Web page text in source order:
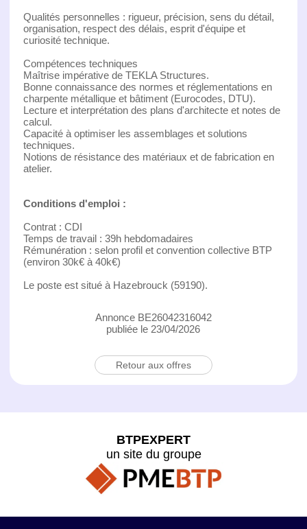
Qualités personnelles : rigueur, précision, sens du détail,
organisation, respect des délais, esprit d'équipe et
curiosité technique.
Compétences techniques
Maîtrise impérative de TEKLA Structures.
Bonne connaissance des normes et réglementations en
charpente métallique et bâtiment (Eurocodes, DTU).
Lecture et interprétation des plans d'architecte et notes de
calcul.
Capacité à optimiser les assemblages et solutions
techniques.
Notions de résistance des matériaux et de fabrication en
atelier.
Conditions d'emploi :
Contrat : CDI
Temps de travail : 39h hebdomadaires
Rémunération : selon profil et convention collective BTP
(environ 30k€ à 40k€)
Le poste est situé à Hazebrouck (59190).
Annonce BE26042316042
publiée le 23/04/2026
Retour aux offres
BTPEXPERT
un site du groupe